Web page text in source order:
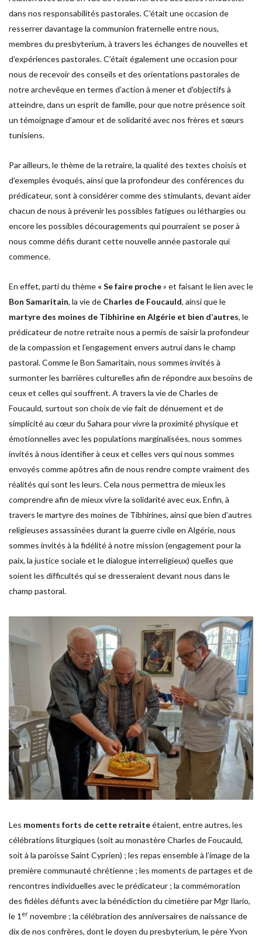
dans nos responsabilités pastorales. C’était une occasion de
resserrer davantage la communion fraternelle entre nous,
membres du presbyterium, à travers les échanges de nouvelles et
d’expériences pastorales. C’était également une occasion pour
nous de recevoir des conseils et des orientations pastorales de
notre archevêque en termes d’action à mener et d’objectifs à
atteindre, dans un esprit de famille, pour que notre présence soit
un témoignage d’amour et de solidarité avec nos frères et sœurs
tunisiens.
Par ailleurs, le thème de la retraire, la qualité des textes choisis et
d’exemples évoqués, ainsi que la profondeur des conférences du
prédicateur, sont à considérer comme des stimulants, devant aider
chacun de nous à prévenir les possibles fatigues ou léthargies ou
encore les possibles découragements qui pourraient se poser à
nous comme défis durant cette nouvelle année pastorale qui
commence.
En effet, parti du thème « Se faire proche» et faisant le lien avec le
Bon Samaritain, la vie de Charles de Foucauld, ainsi que le
martyre des moines de Tibhirine en Algérie et bien d’autres, le
prédicateur de notre retraite nous a permis de saisir la profondeur
de la compassion et l’engagement envers autrui dans le champ
pastoral. Comme le Bon Samaritain, nous sommes invités à
surmonter les barrières culturelles afin de répondre aux besoins de
ceux et celles qui souffrent. A travers la vie de Charles de
Foucauld, surtout son choix de vie fait de dénuement et de
simplicité au cœur du Sahara pour vivre la proximité physique et
émotionnelles avec les populations marginalisées, nous sommes
invités à nous identifier à ceux et celles vers qui nous sommes
envoyés comme apôtres afin de nous rendre compte vraiment des
réalités qui sont les leurs. Cela nous permettra de mieux les
comprendre afin de mieux vivre la solidarité avec eux. Enfin, à
travers le martyre des moines de Tibhirines, ainsi que bien d’autres
religieuses assassinées durant la guerre civile en Algérie, nous
sommes invités à la fidélité à notre mission (engagement pour la
paix, la justice sociale et le dialogue interreligieux) quelles que
soient les difficultés qui se dresseraient devant nous dans le
champ pastoral.
Les moments forts de cette retraiteétaient, entre autres, les
célébrations liturgiques (soit au monastère Charles de Foucauld,
soit à la paroisse Saint Cyprien) ; les repas ensemble à l’image de la
première communauté chrétienne ; les moments de partages et de
rencontres individuelles avec le prédicateur ; la commémoration
des fidèles défunts avec la bénédiction du cimetière par Mgr Ilario,
le 1 er novembre ; la célébration des anniversaires de naissance de
dix de nos confrères, dont le doyen du presbyterium, le père Yvon